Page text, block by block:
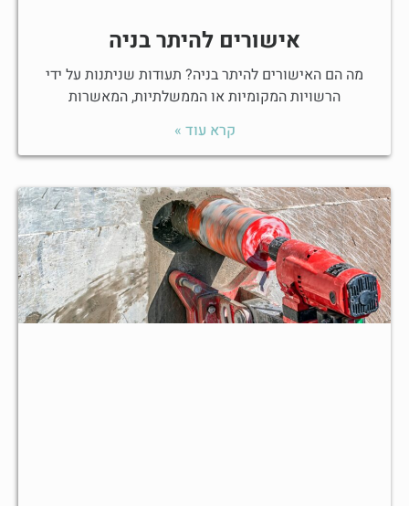
אישורים להיתר בניה
מה הם האישורים להיתר בניה? תעודות שניתנות על ידי
הרשויות המקומיות או הממשלתיות, המאשרות
קרא עוד »